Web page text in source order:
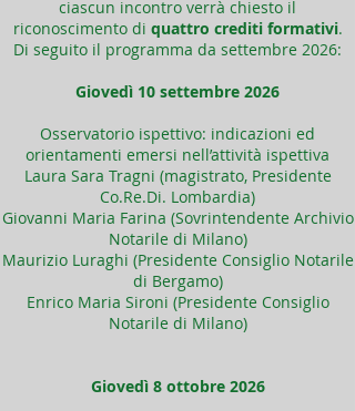
ciascun incontro verrà chiesto il
riconoscimento di quattro crediti formativi.
Di seguito il programma da settembre 2026:
Giovedì 10 settembre 2026
Osservatorio ispettivo: indicazioni ed
orientamenti emersi nell’attività ispettiva
Laura Sara Tragni (magistrato, Presidente
Co.Re.Di. Lombardia)
Giovanni Maria Farina (Sovrintendente Archivio
Notarile di Milano)
Maurizio Luraghi (Presidente Consiglio Notarile
di Bergamo)
Enrico Maria Sironi (Presidente Consiglio
Notarile di Milano)
Giovedì 8 ottobre 2026